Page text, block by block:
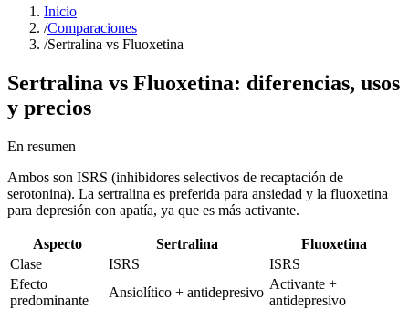
Inicio
/Comparaciones
/Sertralina vs Fluoxetina
Sertralina vs Fluoxetina: diferencias, usos
y precios
En resumen
Ambos son ISRS (inhibidores selectivos de recaptación de
serotonina). La sertralina es preferida para ansiedad y la fluoxetina
para depresión con apatía, ya que es más activante.
Aspecto Sertralina
Fluoxetina
Clase
ISRS
ISRS
Efecto
predominante
Ansiolítico + antidepresivo
Activante +
antidepresivo